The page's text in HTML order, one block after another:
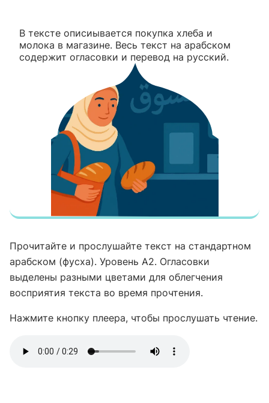
В тексте описиывается покупка хлеба и
молока в магазине. Весь текст на арабском
содержит огласовки и перевод на русский.
Прочитайте и прослушайте текст на стандартном
арабском (фусха). Уровень А2. Огласовки
выделены разными цветами для облегчения
восприятия текста во время прочтения.
Нажмите кнопку плеера, чтобы прослушать чтение.